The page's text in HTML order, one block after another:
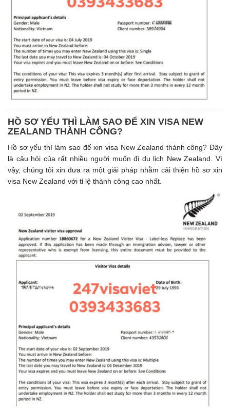
HỒ SƠ YẾU THÌ LÀM SAO ĐỂ XIN VISA NEW
ZEALAND THÀNH CÔNG?
Hồ sơ yếu thì làm sao để xin visa New Zealand thành công? Đây
là câu hỏi của rất nhiều người muốn đi du lịch New Zealand. Vì
vậy, chúng tôi xin đưa ra một giải pháp nhằm cải thiện hồ sơ xin
visa New Zealand với tỉ lệ thành công cao nhất.